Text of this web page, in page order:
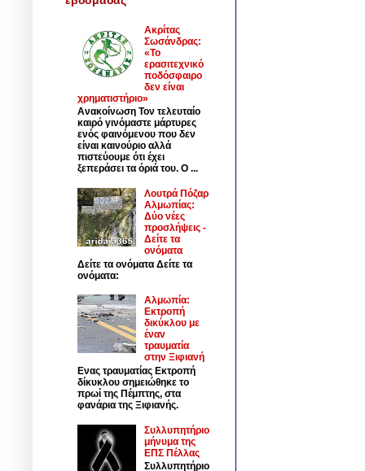
Ακρίτας
Σωσάνδρας:
«Το
ερασιτεχνικό
ποδόσφαιρο
δεν είναι
χρηματιστήριο»
Ανακοίνωση Τον τελευταίο
καιρό γινόμαστε μάρτυρες
ενός φαινόμενου που δεν
είναι καινούριο αλλά
πιστεύουμε ότι έχει
ξεπεράσει τα όριά του. Ο ...
Λουτρά Πόζαρ
Αλμωπίας:
Δύο νέες
προσλήψεις -
Δείτε τα
ονόματα
Δείτε τα ονόματα Δείτε τα
ονόματα:
Αλμωπία:
Εκτροπή
δικύκλου με
έναν
τραυματία
στην Ξιφιανή
Ενας τραυματίας Εκτροπή
δίκυκλου σημειώθηκε το
πρωί της Πέμπτης, στα
φανάρια της Ξιφιανής.
Συλλυπητήριο
μήνυμα της
ΕΠΣ Πέλλας
Συλλυπητήριο